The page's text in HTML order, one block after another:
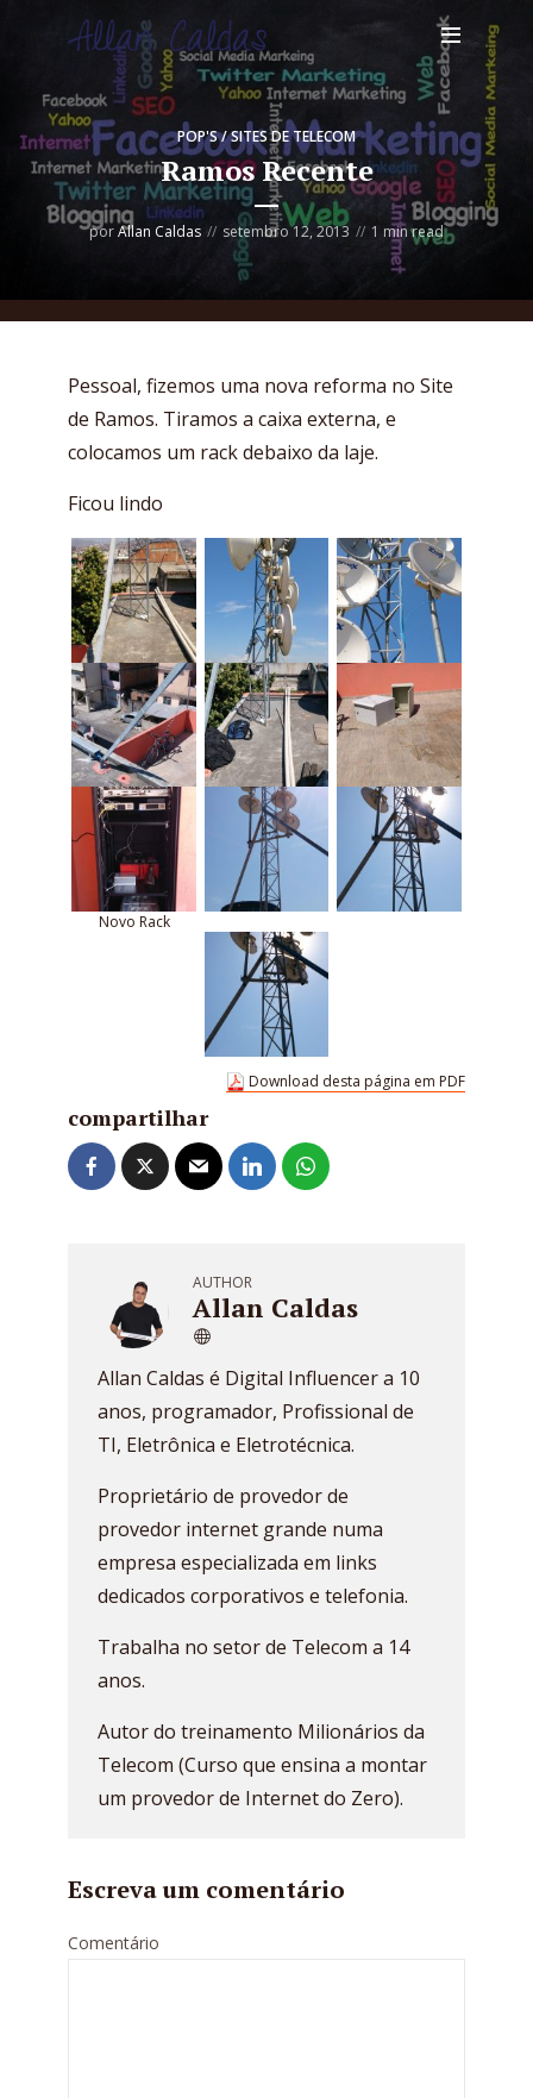
POP'S / SITES DE TELECOM
Ramos Recente
porAllan Caldas setembro 12, 2013 1 min read
Pessoal, fizemos uma nova reforma no Site
de Ramos. Tiramos a caixa externa, e
colocamos um rack debaixo da laje.
Ficou lindo
Novo Rack
Download desta página em PDF
compartilhar
AUTHOR
Allan Caldas
Allan Caldas é Digital Influencer a 10
anos, programador, Profissional de
TI, Eletrônica e Eletrotécnica.
Proprietário de provedor de
provedor internet grande numa
empresa especializada em links
dedicados corporativos e telefonia.
Trabalha no setor de Telecom a 14
anos.
Autor do treinamento Milionários da
Telecom (Curso que ensina a montar
um provedor de Internet do Zero).
Escreva um comentário
Comentário